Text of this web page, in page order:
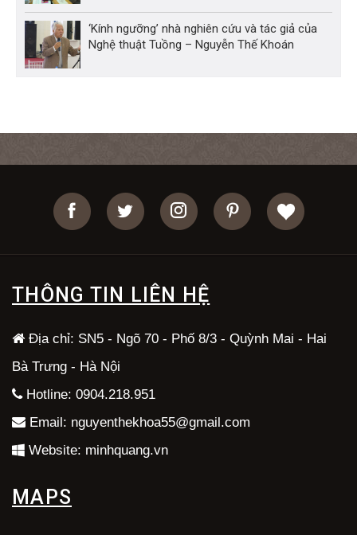
‘Kính ngưỡng’ nhà nghiên cứu và tác giả của
Nghệ thuật Tuồng – Nguyễn Thế Khoán
THÔNG TIN LIÊN HỆ
Địa chỉ: SN5 - Ngõ 70 - Phố 8/3 - Quỳnh Mai - Hai
Bà Trưng - Hà Nội
Hotline: 0904.218.951
Email: nguyenthekhoa55@gmail.com
Website: minhquang.vn
MAPS